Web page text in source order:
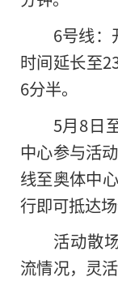
6号线：
时间延长至
6分半。
5月8日
中心参与活
线至奥体中
行即可抵达
活动散
流情况，灵